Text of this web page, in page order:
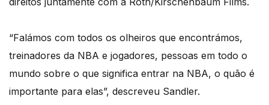
“Falámos com todos os olheiros que encontrámos,
treinadores da NBA e jogadores, pessoas em todo o
mundo sobre o que significa entrar na NBA, o quão é
importante para elas”, descreveu Sandler.